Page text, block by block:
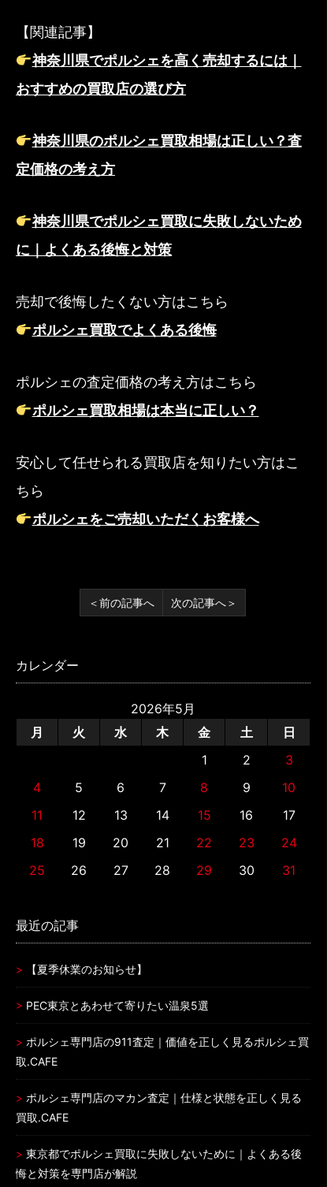
【関連記事】
神奈川県でポルシェを高く売却するには｜
おすすめの買取店の選び方
神奈川県のポルシェ買取相場は正しい？査
定価格の考え方
神奈川県でポルシェ買取に失敗しないため
に｜よくある後悔と対策
売却で後悔したくない方はこちら
ポルシェ買取でよくある後悔
ポルシェの査定価格の考え方はこちら
ポルシェ買取相場は本当に正しい？
安心して任せられる買取店を知りたい方はこ
ちら
ポルシェをご売却いただくお客様へ
＜前の記事へ 次の記事へ＞
カレンダー
2026年5月
月
火 水 木 金 土
日
1
2
3
4
5 6 7 8 9
10
11
12 13 14 15 16
17
18
19 20 21 22 23
24
25
26 27 28 29 30 31
最近の記事
【夏季休業のお知らせ】
PEC東京とあわせて寄りたい温泉5選
ポルシェ専門店の911査定｜価値を正しく見るポルシェ買
取.CAFE
ポルシェ専門店のマカン査定｜仕様と状態を正しく見る
買取.CAFE
東京都でポルシェ買取に失敗しないために｜よくある後
悔と対策を専門店が解説